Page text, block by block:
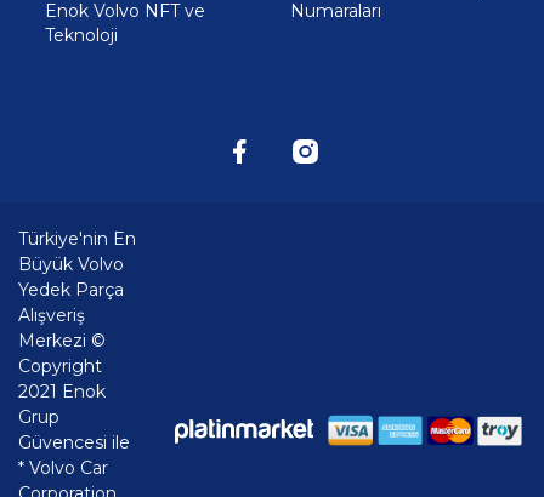
Enok Volvo NFT ve
Teknoloji
Numaraları
Türkiye'nin En
Büyük Volvo
Yedek Parça
Alışveriş
Merkezi ©
Copyright
2021 Enok
Grup
Güvencesi ile
* Volvo Car